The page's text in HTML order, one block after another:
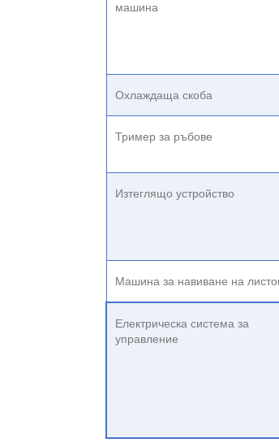
машина
Охлаждаща скоба
Тример за ръбове
Изтеглящо устройство
Машина за навиване на
Електрическа система за
управление